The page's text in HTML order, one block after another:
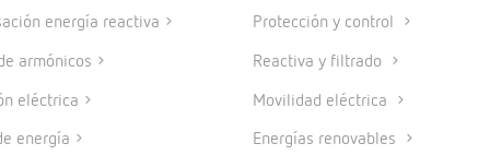
energía reactiva
armónicos
eléctrica
energía
Protección y control
Reactiva y filtrado
Movilidad eléctrica
Energías renovables